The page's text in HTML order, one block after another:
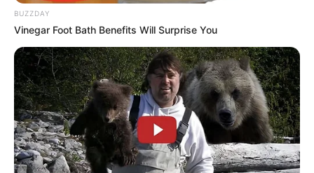
no estado do Pará, recebeu um importante avanço com a entrega
(ACS) e Agentes de Combate às Endemias (ACE)
BUZZDAY
Vinegar Foot Bath Benefits Will Surprise You